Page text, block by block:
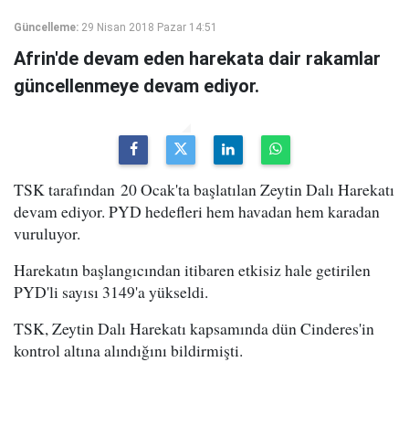
Güncelleme: 29 Nisan 2018 Pazar 14:51
Afrin'de devam eden harekata dair rakamlar
güncellenmeye devam ediyor.
TSK tarafından 20 Ocak'ta başlatılan Zeytin Dalı Harekatı
devam ediyor. PYD hedefleri hem havadan hem karadan
vuruluyor.
Harekatın başlangıcından itibaren etkisiz hale getirilen
PYD'li sayısı 3149'a yükseldi.
TSK, Zeytin Dalı Harekatı kapsamında dün Cinderes'in
kontrol altına alındığını bildirmişti.